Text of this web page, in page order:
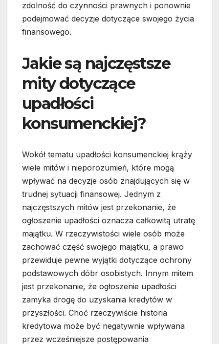
zdolność do czynności prawnych i ponownie
podejmować decyzje dotyczące swojego życia
finansowego.
Jakie są najczęstsze
mity dotyczące
upadłości
konsumenckiej?
Wokół tematu upadłości konsumenckiej krąży
wiele mitów i nieporozumień, które mogą
wpływać na decyzje osób znajdujących się w
trudnej sytuacji finansowej. Jednym z
najczęstszych mitów jest przekonanie, że
ogłoszenie upadłości oznacza całkowitą utratę
majątku. W rzeczywistości wiele osób może
zachować część swojego majątku, a prawo
przewiduje pewne wyjątki dotyczące ochrony
podstawowych dóbr osobistych. Innym mitem
jest przekonanie, że ogłoszenie upadłości
zamyka drogę do uzyskania kredytów w
przyszłości. Choć rzeczywiście historia
kredytowa może być negatywnie wpływana
przez wcześniejsze postępowania